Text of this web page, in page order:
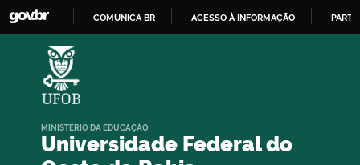
COMUNICA BR ACESSO À INFORMAÇÃO
Universidade Federal do
MINISTÉRIO DA EDUCAÇÃO